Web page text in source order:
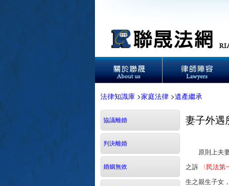
法律知識庫 >家庭法律 >遺產繼承
協議離婚
判決離婚
婚姻無效
妻子外遇
原則上夫妻
之訴 〈民法第
生之親生子女